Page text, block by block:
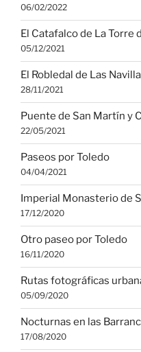
06/02/2022
El Catafalco de La Torre
05/12/2021
El Robledal de Las
28/11/2021
Puente de San Martín y
22/05/2021
Paseos por Toledo
04/04/2021
Imperial Monasterio de
17/12/2020
Otro paseo por Toledo
16/11/2020
Rutas fotográficas
05/09/2020
Nocturnas en las
17/08/2020